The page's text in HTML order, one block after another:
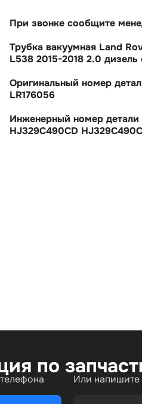
При звонке сообщите
Трубка вакуумная Land
L538 2015-2018 2.0 дизель
Оригинальный номер
LR176056
Инженерный номер детали
HJ329C490CD
по
Или